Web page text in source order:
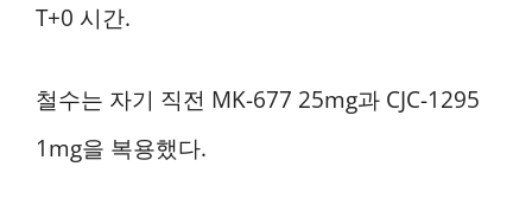
T+0 시간.
철수는 자기 직전 MK-677 25mg과 CJC-1295
1mg을 복용했다.